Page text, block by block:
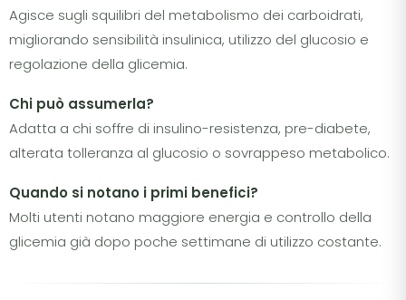
Agisce sugli squilibri del metabolismo dei carboidrati,
migliorando sensibilità insulinica, utilizzo del glucosio e
regolazione della glicemia.
Chi può assumerla?
Adatta a chi soffre di insulino-resistenza, pre-diabete,
alterata tolleranza al glucosio o sovrappeso metabolico.
Quando si notano i primi benefici?
Molti utenti notano maggiore energia e controllo della
glicemia già dopo poche settimane di utilizzo costante.